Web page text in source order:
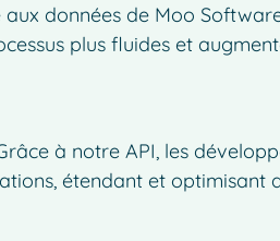
données de Moo
plus fluides et
à notre API, les
étendant et optimisant